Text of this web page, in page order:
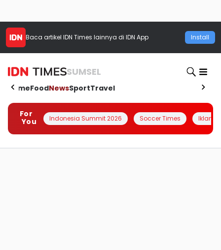
Baca artikel IDN Times lainnya di IDN App Install
SUMSEL
HomeFoodNewsSportTravel
For
You
Indonesia Summit 2026 Soccer Times Iklanin